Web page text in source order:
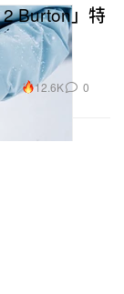
Burton」特
12.6K 0